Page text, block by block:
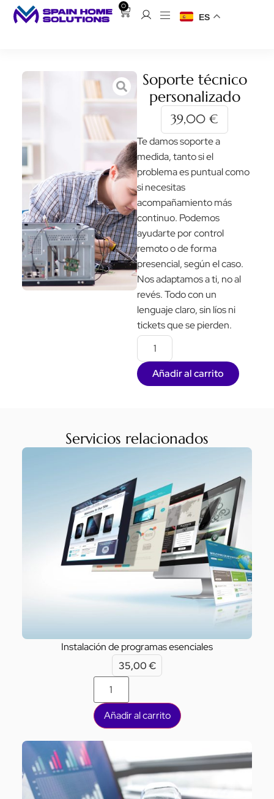
0
ES
Soporte técnico
personalizado
39,00€
Te damos soporte a
medida, tanto si el
problema es puntual como
si necesitas
acompañamiento más
continuo. Podemos
ayudarte por control
remoto o de forma
presencial, según el caso.
Nos adaptamos a ti, no al
revés. Todo con un
lenguaje claro, sin líos ni
tickets que se pierden.
Añadir al carrito
Servicios relacionados
Instalación de programas esenciales
35,00€
Añadir al carrito